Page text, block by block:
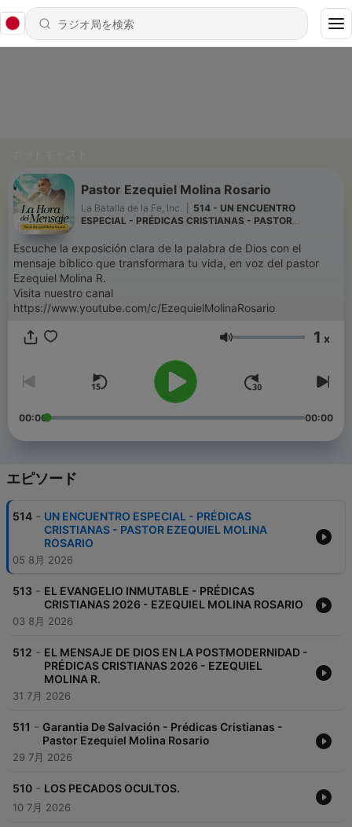
Pastor Ezequiel Molina Rosario
La Batalla de la Fe, Inc.
514 - UN ENCUENTRO
ESPECIAL - PRÉDICAS CRISTIANAS - PASTOR
Escuche la exposición clara de la palabra de Dios con el
mensaje bíblico que transformara tu vida, en voz del pastor
Ezequiel Molina R.
Visita nuestro canal
https://www.youtube.com/c/EzequielMolinaRosario
音量 1 x
00:00 00:00
エピソード
514 - UN ENCUENTRO ESPECIAL - PRÉDICAS
CRISTIANAS - PASTOR EZEQUIEL MOLINA
ROSARIO
05 8月 2026
513 - EL EVANGELIO INMUTABLE - PRÉDICAS
CRISTIANAS 2026 - EZEQUIEL MOLINA ROSARIO
03 8月 2026
512 - EL MENSAJE DE DIOS EN LA POSTMODERNIDAD -
PRÉDICAS CRISTIANAS 2026 - EZEQUIEL
MOLINA R.
31 7月 2026
511 - Garantia De Salvación - Prédicas Cristianas -
Pastor Ezequiel Molina Rosario
29 7月 2026
510 - LOS PECADOS OCULTOS.
10 7月 2026